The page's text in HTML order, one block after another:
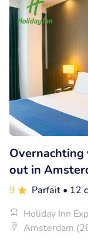
out in
9 Parfait • 12
Holiday Inn
Amsterdam